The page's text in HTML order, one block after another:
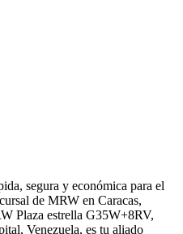
segura y económica para el
de MRW en Caracas,
Plaza estrella G35W+8RV,
Venezuela, es tu aliado